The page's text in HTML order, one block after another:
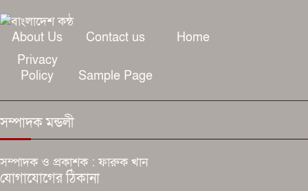
About Us Contact us
Home
Privacy
Policy
Sample Page
সম্পাদক মন্ডলী
সম্পাদক ও প্রকাশক : ফারুক খান
যোগাযোগের ঠিকানা